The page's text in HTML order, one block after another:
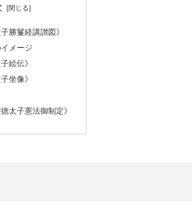
勝鬘経講讃図》
メージ
絵伝》
坐像》
太子憲法御制定》